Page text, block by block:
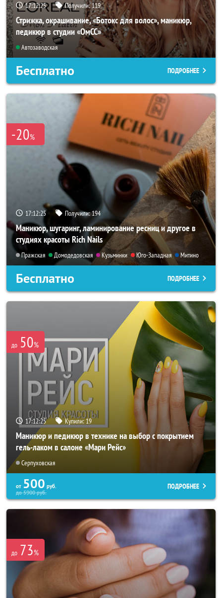
17:12:24 Получили:119
Стрижка, окрашивание, «Ботокс для волос», маникюр,
педикюр в студии «ОмСС»
Автозаводская
Бесплатно ПОДРОБНЕЕ
-20%
17:12:24 Получили:194
Маникюр, шугаринг, ламинирование ресниц и другое в
студиях красоты Rich Nails
Пражская Домодедовская Кузьминки Юго-Западная Митино
Бесплатно ПОДРОБНЕЕ
до 50%
17:12:24 Купили:19
Маникюр и педикюр в технике на выбор с покрытием
гель-лаком в салоне «Мари Рейс»
Серпуховская
от 500 руб.
до5900руб.
ПОДРОБНЕЕ
до 73%